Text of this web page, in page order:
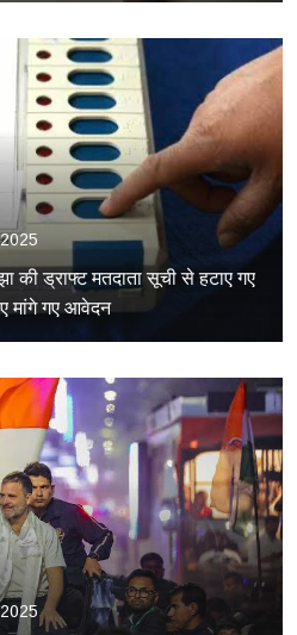
की ड्राफ्ट मतदाता सूची से हटाए गए
मांगे गए आवेदन